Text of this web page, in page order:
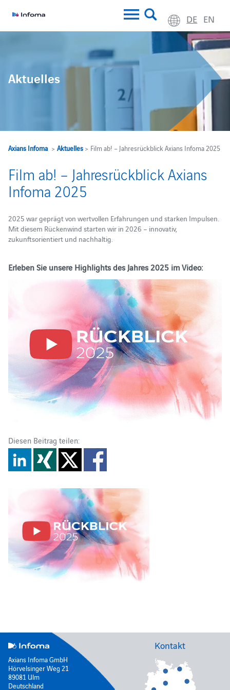
DE EN
Aktuelles
Axians Infoma> Aktuelles> Film ab! – Jahresrückblick Axians Infoma 2025
Film ab! – Jahresrückblick Axians
Infoma 2025
2025 war geprägt von wertvollen Erfahrungen und starken Impulsen.
Mit diesem Rückenwind starten wir in 2026 – innovativ,
zukunftsorientiert und nachhaltig.
Erleben Sie unsere Highlights des Jahres 2025 im Video:
Diesen Beitrag teilen:
Axians Infoma GmbH
Hörvelsinger Weg 21
89081 Ulm
Deutschland
Kontakt